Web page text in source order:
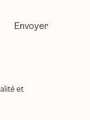
Envoyer
et